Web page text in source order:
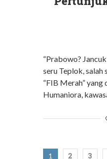
“Prabowo?
seru Teplok,
“FIB Merah” yang
Humaniora,
1 2 3